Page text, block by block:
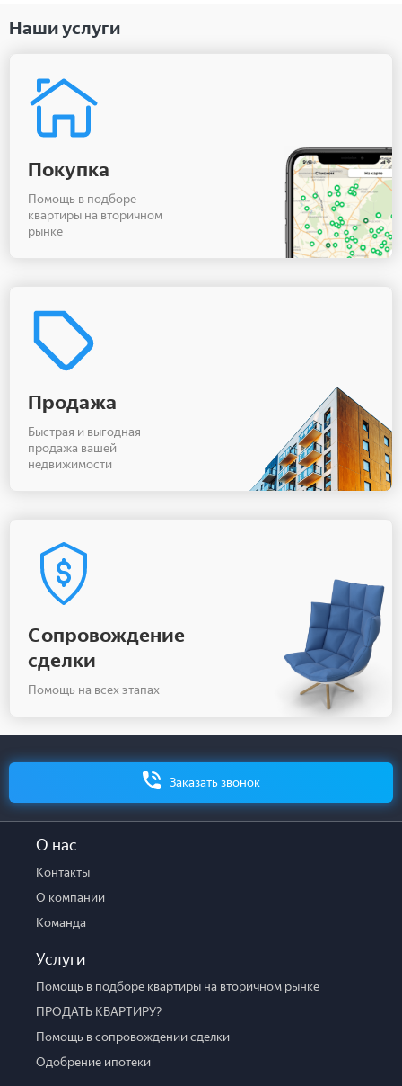
Наши услуги
Покупка
Помощь в подборе
квартиры на вторичном
рынке
Продажа
Быстрая и выгодная
продажа вашей
недвижимости
Сопровождение
сделки
Помощь на всех этапах
Заказать звонок
О нас
Контакты
О компании
Команда
Услуги
Помощь в подборе квартиры на вторичном рынке
ПРОДАТЬ КВАРТИРУ?
Помощь в сопровождении сделки
Одобрение ипотеки